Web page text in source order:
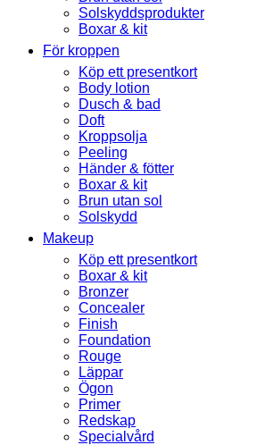
Solskyddsprodukter
Boxar & kit
För kroppen
Köp ett presentkort
Body lotion
Dusch & bad
Doft
Kroppsolja
Peeling
Händer & fötter
Boxar & kit
Brun utan sol
Solskydd
Makeup
Köp ett presentkort
Boxar & kit
Bronzer
Concealer
Finish
Foundation
Rouge
Läppar
Ögon
Primer
Redskap
Specialvård